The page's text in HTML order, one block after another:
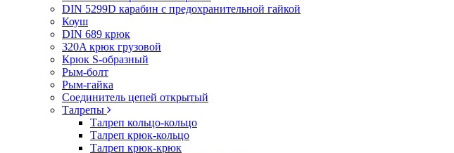
DIN 5299D карабин с предохранительной гайкой
Коуш
DIN 689 крюк
320A крюк грузовой
Крюк S-образный
Рым-болт
Рым-гайка
Соединитель цепей открытый
Талрепы
Талреп кольцо-кольцо
Талреп крюк-кольцо
Талреп крюк-крюк